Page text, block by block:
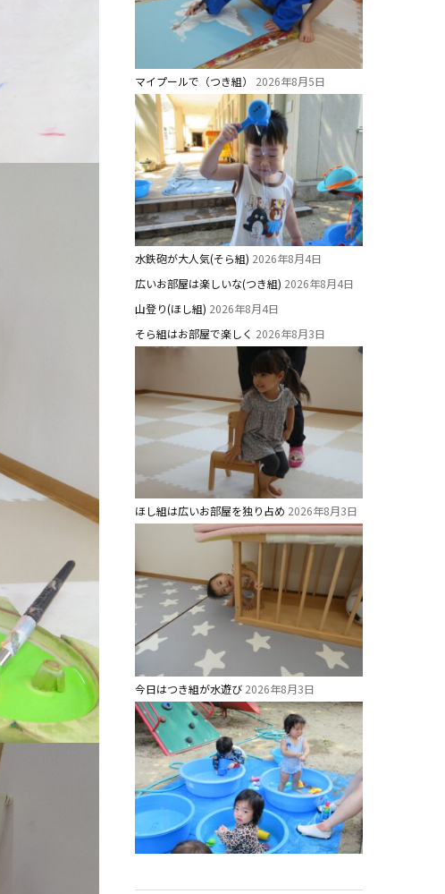
マイプールで（つき組） 2026年8月5日
水鉄砲が大人気(そら組) 2026年8月4日
広いお部屋は楽しいな(つき組) 2026年8月4日
山登り(ほし組) 2026年8月4日
そら組はお部屋で楽しく 2026年8月3日
ほし組は広いお部屋を独り占め 2026年8月3日
今日はつき組が水遊び 2026年8月3日